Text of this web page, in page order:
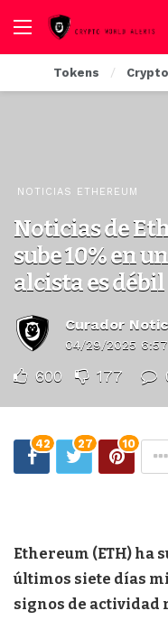
Tokens
NOTICIAS ETHEREUM
Noticias de
sube 10% en
alcista es débil
Curador
04/29/2025
600 177
42 27 10
Ethereum (ETH) ha
últimos siete días
signos de actividad